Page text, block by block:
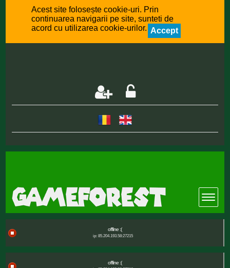
Acest site folosește cookie-uri. Prin
continuarea navigarii pe site, sunteti de
acord cu utilizarea cookie-urilor. Accept
offline :(
ip: 85.204.193.58:27215
offline :(